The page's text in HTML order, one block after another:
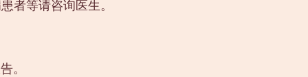
者等请咨询医生。
。